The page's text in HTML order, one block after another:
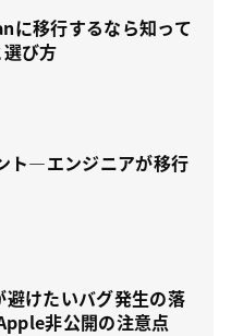
に移行するなら知って
び方
ト—エンジニアが移行
けたいバグ発生の落
非公開の注意点